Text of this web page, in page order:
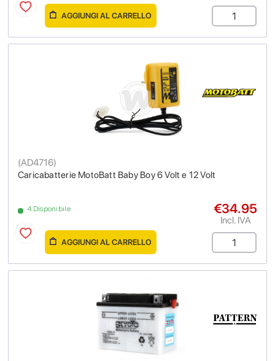
AGGIUNGI AL CARRELLO
Caricabatterie MotoBatt Baby Boy 6 Volt e 12 Volt
(AD4716)
4 Disponibile €34.95
Incl. IVA
AGGIUNGI AL CARRELLO